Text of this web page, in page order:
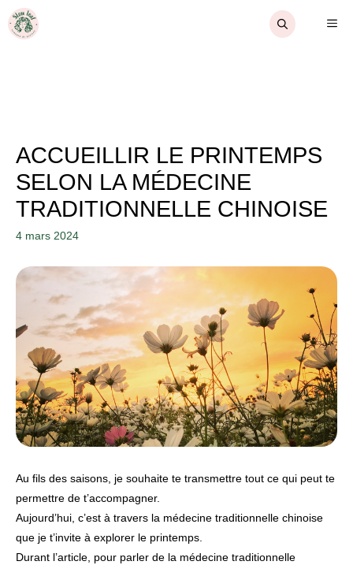
Aller
au
ACCUEILLIR LE PRINTEMPS
SELON LA MÉDECINE
TRADITIONNELLE CHINOISE
4 mars 2024
Au fils des saisons, je souhaite te transmettre tout ce qui peut te
permettre de t’accompagner.
Aujourd’hui, c’est à travers la médecine traditionnelle chinoise
que je t’invite à explorer le printemps.
Durant l’article, pour parler de la médecine traditionnelle